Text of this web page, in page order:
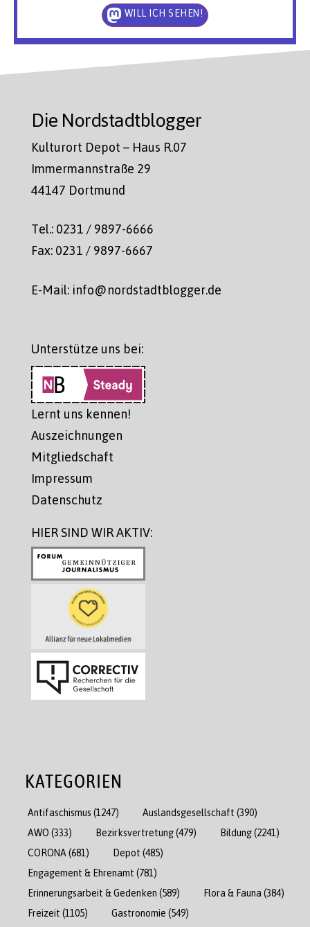
WILL ICH SEHEN!
Die Nordstadtblogger
Kulturort Depot – Haus R.07
Immermannstraße 29
44147 Dortmund
Tel.: 0231 / 9897-6666
Fax: 0231 / 9897-6667
E-Mail: info@nordstadtblogger.de
Unterstütze uns bei:
Lernt uns kennen!
Auszeichnungen
Mitgliedschaft
Impressum
Datenschutz
HIER SIND WIR AKTIV:
KATEGORIEN
Antifaschismus (1247) Auslandsgesellschaft (390)
AWO (333) Bezirksvertretung(479) Bildung(2241)
CORONA(681) Depot (485)
Engagement & Ehrenamt (781)
Erinnerungsarbeit & Gedenken (589) Flora & Fauna (384)
Freizeit (1105) Gastronomie (549)